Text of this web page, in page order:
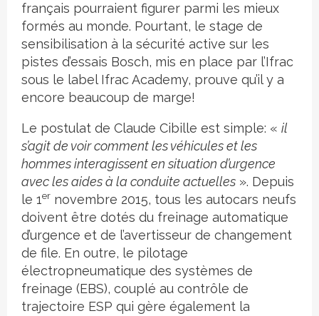
français pourraient figurer parmi les mieux
formés au monde. Pourtant, le stage de
sensibilisation à la sécurité active sur les
pistes d’essais Bosch, mis en place par l’Ifrac
sous le label Ifrac Academy, prouve qu’il y a
encore beaucoup de marge!
Le postulat de Claude Cibille est simple: « il
s’agit de voir comment les véhicules et les
hommes interagissent en situation d’urgence
avec les aides à la conduite actuelles ». Depuis
le 1er novembre 2015, tous les autocars neufs
doivent être dotés du freinage automatique
d’urgence et de l’avertisseur de changement
de file. En outre, le pilotage
électropneumatique des systèmes de
freinage (EBS), couplé au contrôle de
trajectoire ESP qui gère également la